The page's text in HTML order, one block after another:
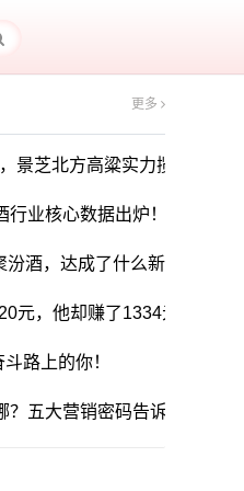
更多
景芝北方高粱实力揽获中国
业核心数据出炉！
酒，达成了什么新共识？
元，他却赚了1334元！他
路上的你！
五大营销密码告诉你答案！